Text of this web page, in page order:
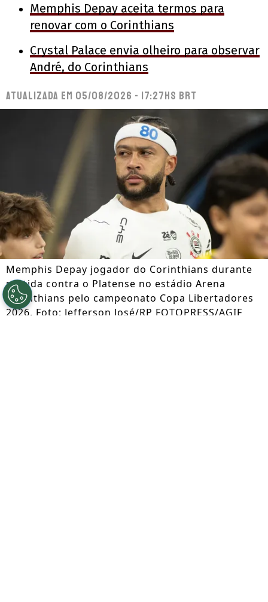
Memphis Depay aceita termos para
renovar com o Corinthians
Crystal Palace envia olheiro para observar
André, do Corinthians
Atualizada em 05/08/2026 - 17:27hs BRT
Memphis Depay jogador do Corinthians durante
partida contra o Platense no estádio Arena
Corinthians pelo campeonato Copa Libertadores
2026. Foto: Jefferson José/RP FOTOPRESS/AGIF